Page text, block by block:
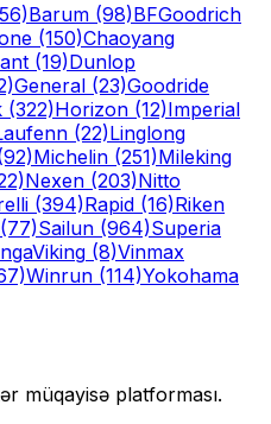
Barum (98)BFGoodrich
(150)Chaoyang
(19)Dunlop
General (23)Goodride
(322)Horizon (12)Imperial
(22)Linglong
Michelin (251)Mileking
Nexen (203)Nitto
(394)Rapid (16)Riken
(77)Sailun (964)Superia
Viking (8)Vinmax
Winrun (114)Yokohama
müqayisə platforması.